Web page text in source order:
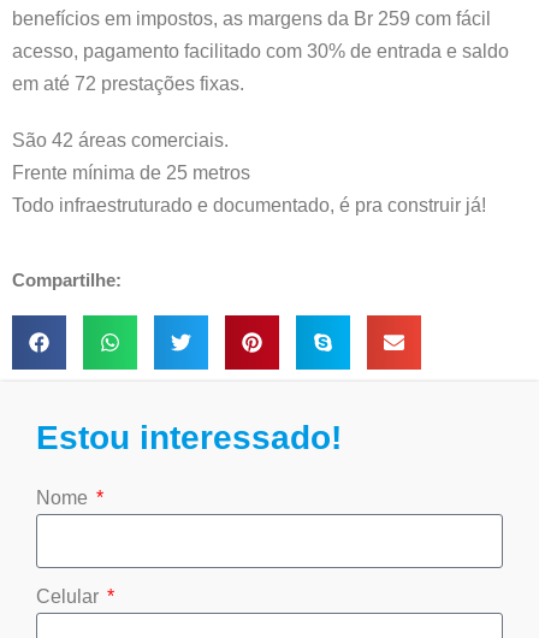
benefícios em impostos, as margens da Br 259 com fácil
acesso, pagamento facilitado com 30% de entrada e saldo
em até 72 prestações fixas.
São 42 áreas comerciais.
Frente mínima de 25 metros
Todo infraestruturado e documentado, é pra construir já!
Compartilhe:
Estou interessado!
Nome
Celular